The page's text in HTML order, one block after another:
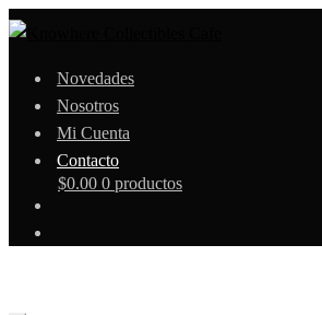
Novedades
Nosotros
Mi Cuenta
Contacto
$0.00 0 productos